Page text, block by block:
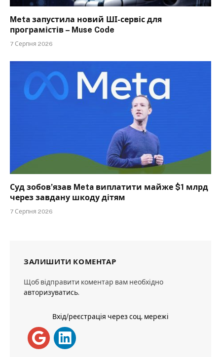
Meta запустила новий ШІ-сервіс для
програмістів – Muse Code
7 Серпня 2026
Суд зобов’язав Meta виплатити майже $1 млрд
через завдану шкоду дітям
7 Серпня 2026
ЗАЛИШИТИ КОМЕНТАР
Щоб відправити коментар вам необхідно
авторизуватись.
Вхід/реєстрація через соц. мережі